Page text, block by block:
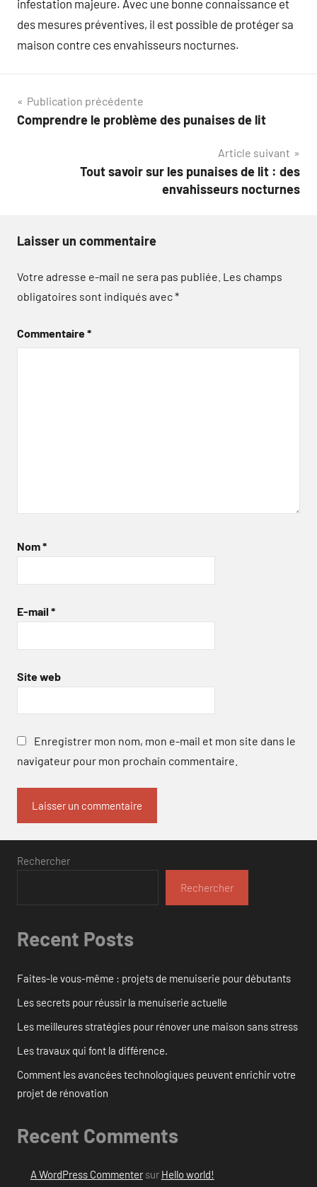
infestation majeure. Avec une bonne connaissance et
des mesures préventives, il est possible de protéger sa
maison contre ces envahisseurs nocturnes.
Navigation
de
Publication précédente
Comprendre le problème des punaises de lit
Article suivant
Tout savoir sur les punaises de lit : des
envahisseurs nocturnes
Laisser un commentaire
Votre adresse e-mail ne sera pas publiée. Les champs
obligatoires sont indiqués avec*
Commentaire*
Nom*
E-mail *
Site web
Enregistrer mon nom, mon e-mail et mon site dans le
navigateur pour mon prochain commentaire.
Rechercher
Rechercher
Recent Posts
Faites-le vous-même : projets de menuiserie pour débutants
Les secrets pour réussir la menuiserie actuelle
Les meilleures stratégies pour rénover une maison sans stress
Les travaux qui font la différence.
Comment les avancées technologiques peuvent enrichir votre
projet de rénovation
Recent Comments
A WordPress Commentersur Hello world!